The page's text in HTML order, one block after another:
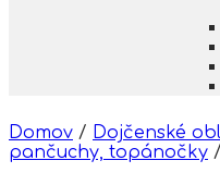
Domov / Dojčenské
pančuchy, topánočky /